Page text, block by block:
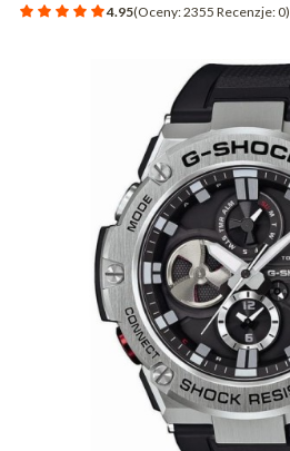
4.95(Oceny: 2355 Recenzje: 0)